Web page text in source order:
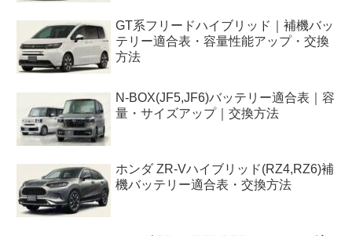
GT系フリードハイブリッド｜補機バッ
テリー適合表・容量性能アップ・交換
方法
N-BOX(JF5,JF6)バッテリー適合表｜容
量・サイズアップ｜交換方法
ホンダ ZR-Vハイブリッド(RZ4,RZ6)補
機バッテリー適合表・交換方法